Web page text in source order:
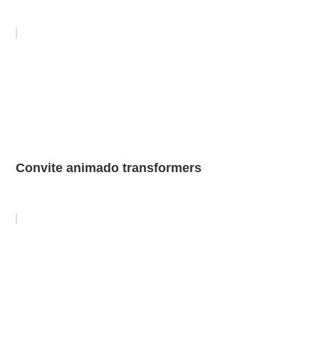
Convite animado transformers